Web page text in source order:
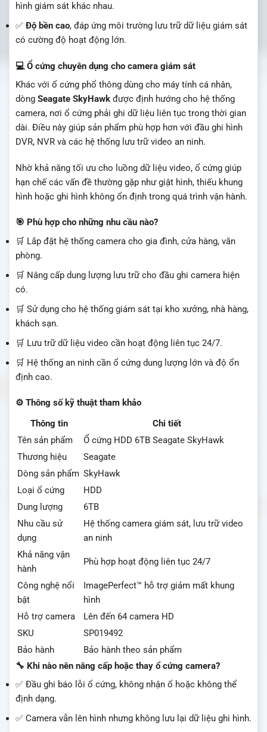
hình giám sát khác nhau.
✅ Độ bền cao, đáp ứng môi trường lưu trữ dữ liệu giám sát
có cường độ hoạt động lớn.
💻 Ổ cứng chuyên dụng cho camera giám sát
Khác với ổ cứng phổ thông dùng cho máy tính cá nhân,
dòng Seagate SkyHawk được định hướng cho hệ thống
camera, nơi ổ cứng phải ghi dữ liệu liên tục trong thời gian
dài. Điều này giúp sản phẩm phù hợp hơn với đầu ghi hình
DVR, NVR và các hệ thống lưu trữ video an ninh.
Nhờ khả năng tối ưu cho luồng dữ liệu video, ổ cứng giúp
hạn chế các vấn đề thường gặp như giật hình, thiếu khung
hình hoặc ghi hình không ổn định trong quá trình vận hành.
🎯 Phù hợp cho những nhu cầu nào?
🛒 Lắp đặt hệ thống camera cho gia đình, cửa hàng, văn
phòng.
🛒 Nâng cấp dung lượng lưu trữ cho đầu ghi camera hiện
có.
🛒 Sử dụng cho hệ thống giám sát tại kho xưởng, nhà hàng,
khách sạn.
🛒 Lưu trữ dữ liệu video cần hoạt động liên tục 24/7.
🛒 Hệ thống an ninh cần ổ cứng dung lượng lớn và độ ổn
định cao.
⚙️ Thông số kỹ thuật tham khảo
Thông tin
Chi tiết
Tên sản phẩm
Ổ cứng HDD 6TB Seagate SkyHawk
Thương hiệu
Seagate
Dòng sản phẩm SkyHawk
Loại ổ cứng
HDD
Dung lượng
6TB
Nhu cầu sử
dụng
Hệ thống camera giám sát, lưu trữ video
an ninh
Khả năng vận
hành
Phù hợp hoạt động liên tục 24/7
Công nghệ nổi
bật
ImagePerfect™ hỗ trợ giảm mất khung
hình
Hỗ trợ camera
Lên đến 64 camera HD
SKU
SP019492
Bảo hành
Bảo hành theo sản phẩm
🔧 Khi nào nên nâng cấp hoặc thay ổ cứng camera?
✅ Đầu ghi báo lỗi ổ cứng, không nhận ổ hoặc không thể
định dạng.
✅ Camera vẫn lên hình nhưng không lưu lại dữ liệu ghi hình.